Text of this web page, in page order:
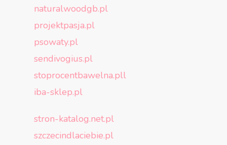
naturalwoodgb.pl
projektpasja.pl
psowaty.pl
sendivogius.pl
stoprocentbawelna.pll
iba-sklep.pl
stron-katalog.net.pl
szczecindlaciebie.pl